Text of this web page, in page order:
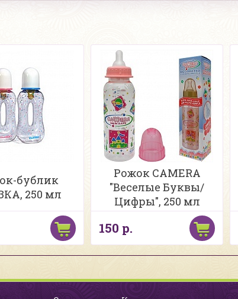
бублик
250 мл
Рожок CAMERA
"Веселые Буквы/
Цифры", 250 мл
150 р.